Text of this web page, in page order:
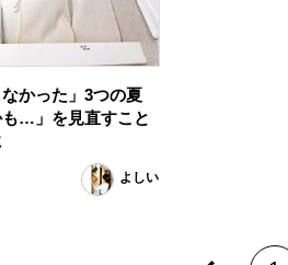
かった」3つの夏
…」を見直すこと
よしい